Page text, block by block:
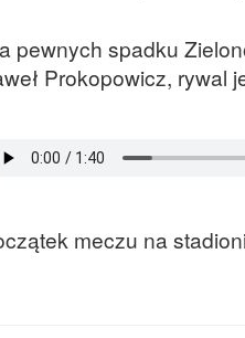
pewnych spadku
Prokopowicz, rywal
meczu na